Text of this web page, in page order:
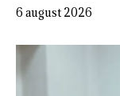
6 august 2026